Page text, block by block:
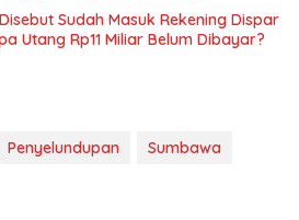
Sudah Masuk Rekening Dispar
Utang Rp11 Miliar Belum Dibayar?
Penyelundupan
Sumbawa